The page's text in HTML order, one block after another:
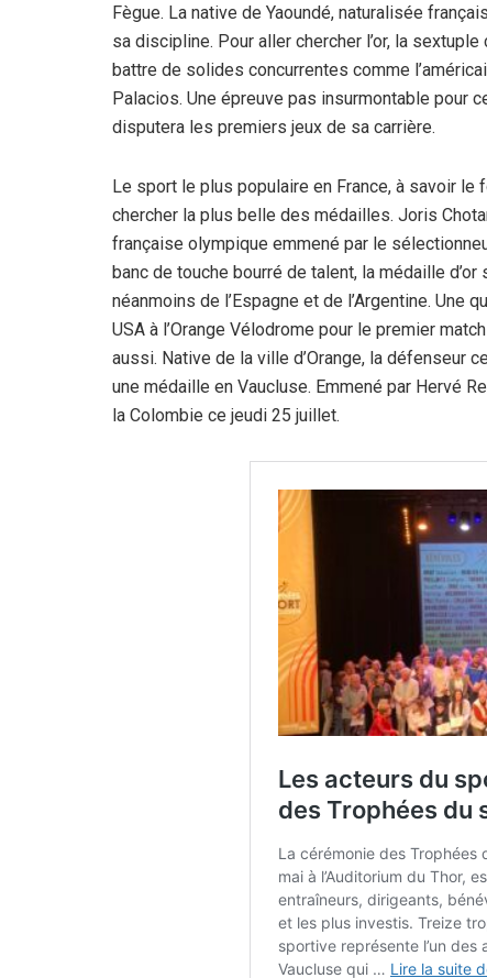
Fègue. La native de Yaoundé, naturalisée
sa discipline. Pour aller chercher l’or, la
battre de solides concurrentes comme
Palacios. Une épreuve pas insurmontable pour
disputera les premiers jeux de sa carrière.
Le sport le plus populaire en France, à savoir le
chercher la plus belle des médailles. Joris
française olympique emmené par le
banc de touche bourré de talent, la médaille
néanmoins de l’Espagne et de l’Argentine.
USA à l’Orange Vélodrome pour le premier
aussi. Native de la ville d’Orange, la défenseur
une médaille en Vaucluse. Emmené par Hervé
la Colombie ce jeudi 25 juillet.